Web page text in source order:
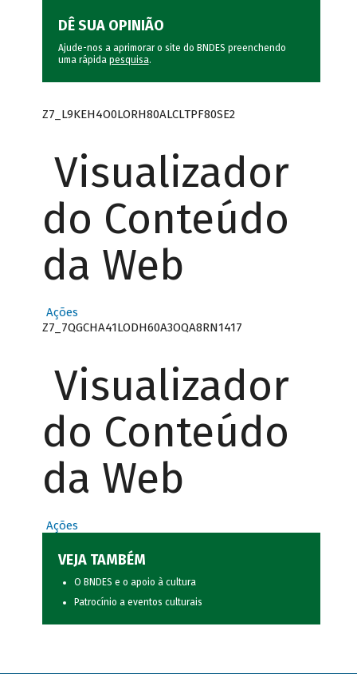
DÊ SUA OPINIÃO
Ajude-nos a aprimorar o site do BNDES preenchendo
uma rápida pesquisa.
Z7_L9KEH4O0LORH80ALCLTPF80SE2
Visualizador
do Conteúdo
da Web
Ações
Z7_7QGCHA41LODH60A3OQA8RN1417
Visualizador
do Conteúdo
da Web
Ações
VEJA TAMBÉM
O BNDES e o apoio à cultura
Patrocínio a eventos culturais